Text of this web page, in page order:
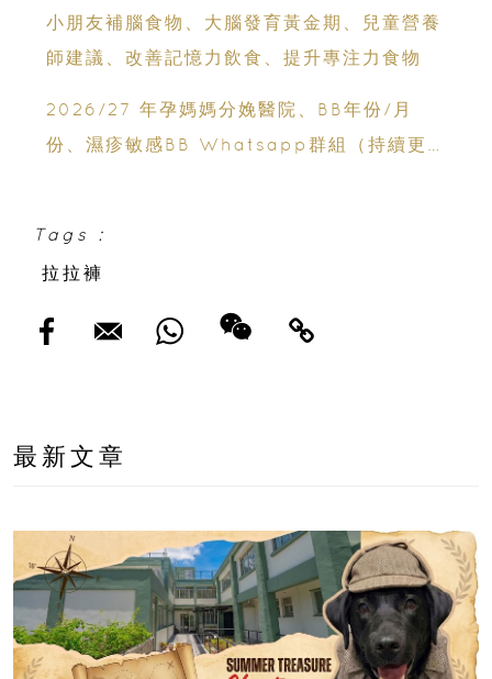
小朋友補腦食物、大腦發育黃金期、兒童營養
師建議、改善記憶力飲食、提升專注力食物
2026/27 年孕媽媽分娩醫院、BB年份/月
份、濕疹敏感BB Whatsapp群組（持續更
Tags :
拉拉褲
最新文章